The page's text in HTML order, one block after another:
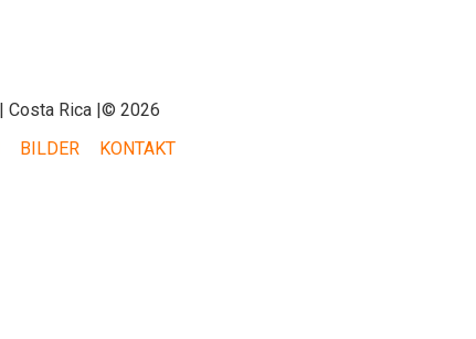
Costa Rica |© 2026
BILDER KONTAKT